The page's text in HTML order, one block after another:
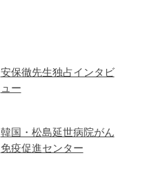
安保徹先生独占インタビ
ュー
韓国・松島延世病院がん
免疫促進センター